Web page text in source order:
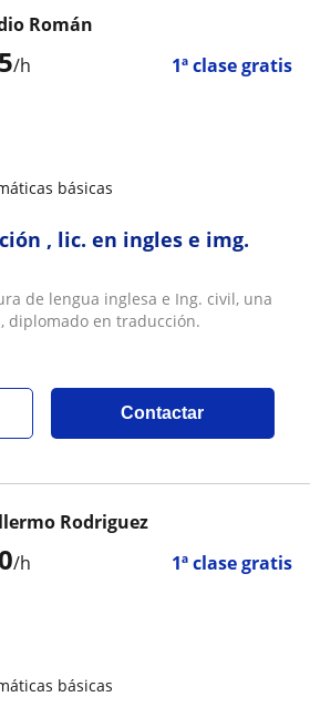
/h 1ª clase gratis
Román
básicas
, lic. en ingles e img.
de lengua inglesa e Ing. civil, una
diplomado en traducción.
Contactar
/h 1ª clase gratis
Rodriguez
básicas